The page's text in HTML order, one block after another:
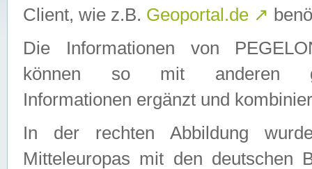
Client, wie z.B. Geoportal.de ↗
Die Informationen von
können so mit anderen
Informationen ergänzt und
In der rechten Abbildung
Mitteleuropas mit den deutschen